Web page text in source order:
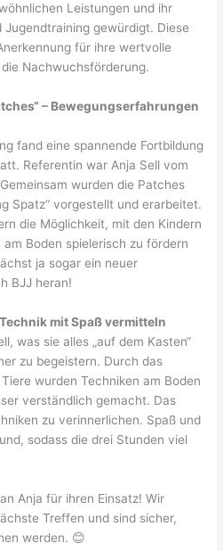
Leistungen und ihr
Jugendtraining gewürdigt. Diese
für ihre wertvolle
Nachwuchsförderung.
– Bewegungserfahrungen
fand eine spannende Fortbildung
Referentin war Anja Sell vom
wurden die Patches
Spatz“ vorgestellt und erarbeitet.
die Möglichkeit, mit den Kindern
Boden spielerisch zu fördern
ja sogar ein neuer
BJJ heran!
mit Spaß vermitteln
was sie alles „auf dem Kasten“
zu begeistern. Durch das
wurden Techniken am Boden
verständlich gemacht. Das
zu verinnerlichen. Spaß und
sodass die drei Stunden viel
Anja für ihren Einsatz! Wir
Treffen und sind sicher,
werden. 😊